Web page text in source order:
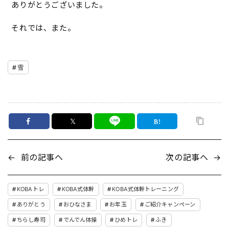
ありがとうございました。
それでは、また。
雪
𝕏
← 前の記事へ 次の記事へ →
KOBAトレ KOBA式体幹 KOBA式体幹トレーニング
ありがとう おひなさま お年玉 ご紹介キャンペーン
ちらし寿司 でんでん体操 ひめトレ ふき